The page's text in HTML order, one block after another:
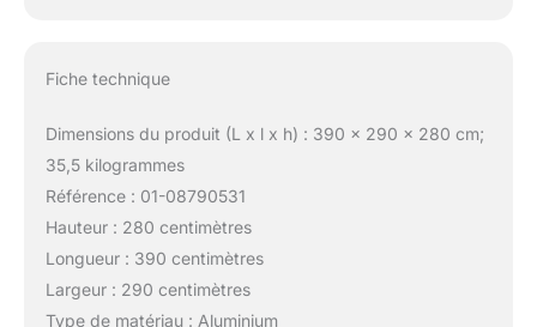
Fiche technique
Dimensions du produit (L x l x h) : 390 x 290 x 280 cm;
35,5 kilogrammes
Référence : 01-08790531
Hauteur : 280 centimètres
Longueur : 390 centimètres
Largeur : 290 centimètres
Type de matériau : Aluminium